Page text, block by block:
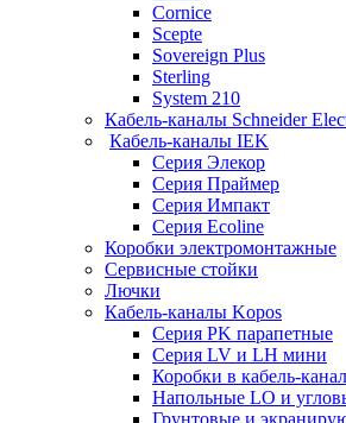
Cornice
Scepte
Sovereign Plus
Sterling
System 210
Кабель-каналы Schneider
Кабель-каналы IEK
Серия Элекор
Серия Праймер
Серия Импакт
Серия Ecoline
Коробки электромонтажные
Сервисные стойки
Лючки
Кабель-каналы Kopos
Серия PK парапетные
Серия LV и LH мини
Коробки в кабель-
Напольные LO и
Грунтовые и